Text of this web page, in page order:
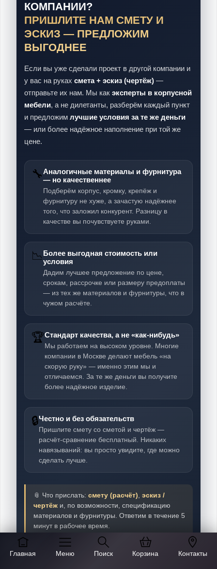
Главная Меню Поиск Корзина Контакты
КОМПАНИИ?
ПРИШЛИТЕ НАМ СМЕТУ И
ЭСКИЗ — ПРЕДЛОЖИМ
ВЫГОДНЕЕ
Если вы уже сделали проект в другой компании и
у вас на руках смета + эскиз (чертёж) —
отправьте их нам. Мы как эксперты в корпусной
мебели, а не дилетанты, разберём каждый пункт
и предложим лучшие условия за те же деньги
— или более надёжное наполнение при той же
цене.
🔧Аналогичные материалы и фурнитура
— но качественнее
Подберём корпус, кромку, крепёж и
фурнитуру не хуже, а зачастую надёжнее
того, что заложил конкурент. Разницу в
качестве вы почувствуете руками.
📉Более выгодная стоимость или
условия
Дадим лучшее предложение по цене,
срокам, рассрочке или размеру предоплаты
— из тех же материалов и фурнитуры, что в
чужом расчёте.
🏆Стандарт качества, а не «как-нибудь»
Мы работаем на высоком уровне. Многие
компании в Москве делают мебель «на
скорую руку» — именно этим мы и
отличаемся. За те же деньги вы получите
более надёжное изделие.
🔒Честно и без обязательств
Пришлите смету со сметой и чертёж —
расчёт-сравнение бесплатный. Никаких
навязываний: вы просто увидите, где можно
сделать лучше.
📎 Что прислать: смету (расчёт), эскиз /
чертёж и, по возможности, спецификацию
материалов и фурнитуры. Ответим в течение 5
минут в рабочее время.